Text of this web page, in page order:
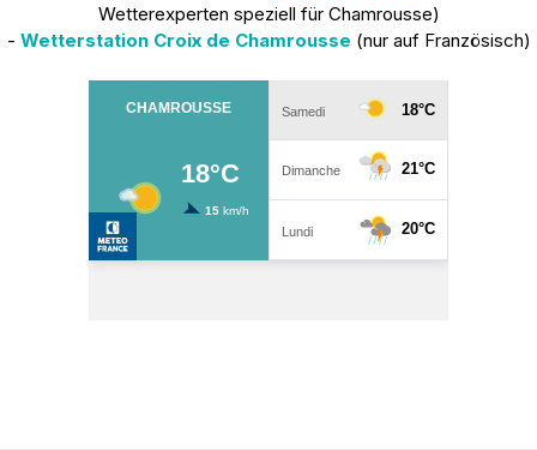
Wetterexperten speziell für Chamrousse)
- Wetterstation Croix de Chamrousse (nur auf Französisch)